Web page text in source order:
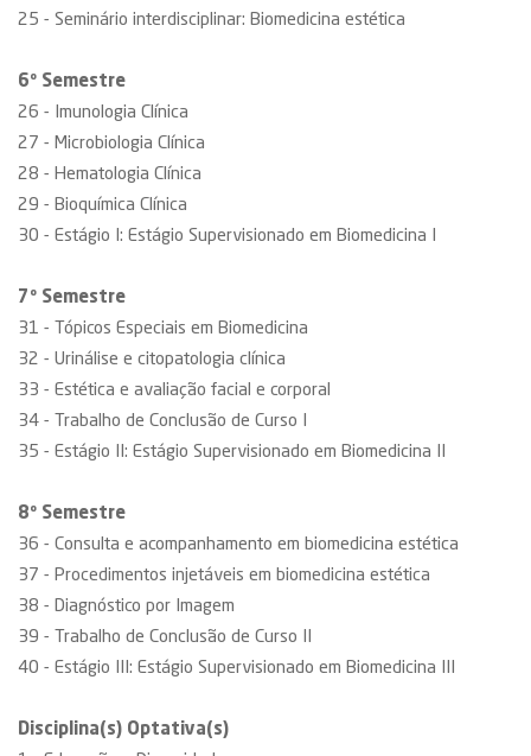
25 - Seminário interdisciplinar: Biomedicina estética
6º Semestre
26 - Imunologia Clínica
27 - Microbiologia Clínica
28 - Hematologia Clínica
29 - Bioquímica Clínica
30 - Estágio I: Estágio Supervisionado em Biomedicina I
7º Semestre
31 - Tópicos Especiais em Biomedicina
32 - Urinálise e citopatologia clínica
33 - Estética e avaliação facial e corporal
34 - Trabalho de Conclusão de Curso I
35 - Estágio II: Estágio Supervisionado em Biomedicina II
8º Semestre
36 - Consulta e acompanhamento em biomedicina estética
37 - Procedimentos injetáveis em biomedicina estética
38 - Diagnóstico por Imagem
39 - Trabalho de Conclusão de Curso II
40 - Estágio III: Estágio Supervisionado em Biomedicina III
Disciplina(s) Optativa(s)